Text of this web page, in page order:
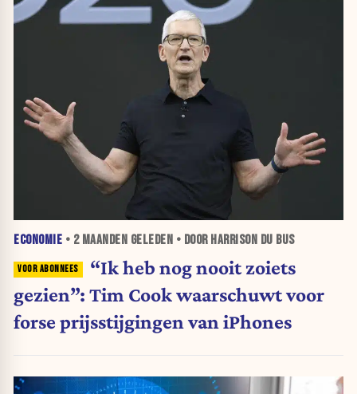
ECONOMIE • 2 MAANDEN GELEDEN • DOOR HARRISON DU BUS
“Ik heb nog nooit zoiets
gezien”: Tim Cook waarschuwt voor
forse prijsstijgingen van iPhones